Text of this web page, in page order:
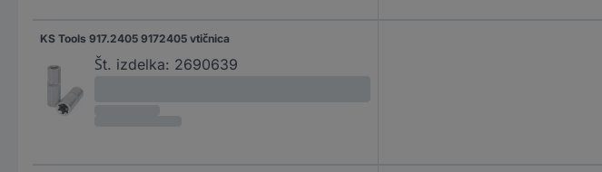
KS Tools 917.2405 9172405 vtičnica
Št. izdelka: 2690639